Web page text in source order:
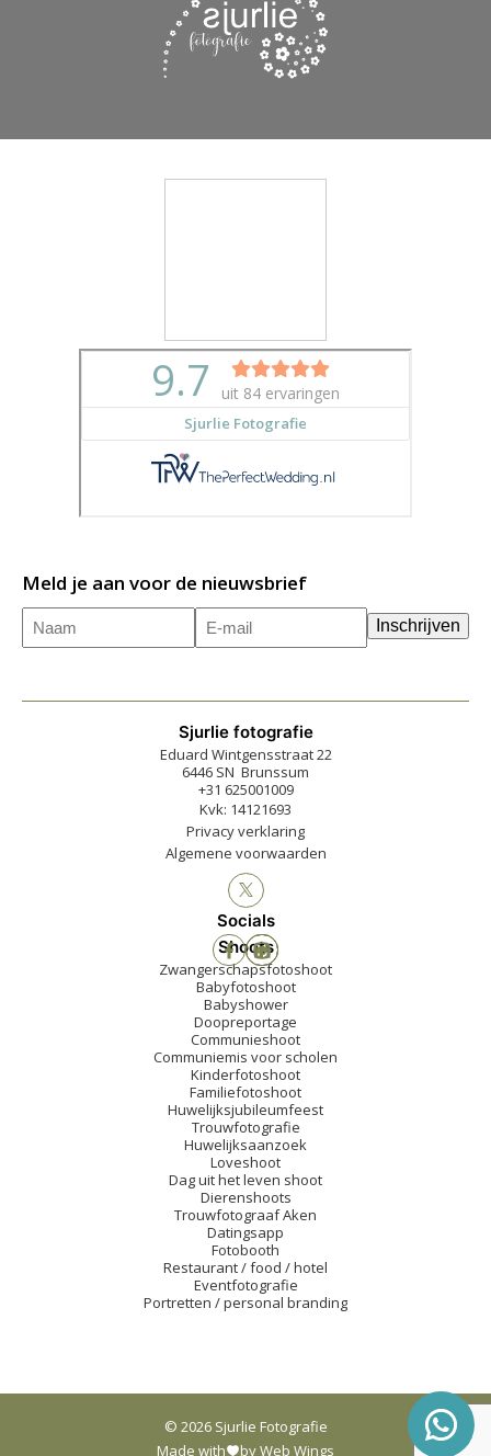
Meld je aan voor de nieuwsbrief
Naam
E-
mailadres(Vereist)
Inschrijven
Sjurlie fotografie
Eduard Wintgensstraat 22
6446 SN Brunssum
+31 625001009
Kvk: 14121693
Privacy verklaring
Algemene voorwaarden
Socials
Shoots
Zwangerschapsfotoshoot
Babyfotoshoot
Babyshower
Doopreportage
Communieshoot
Communiemis voor scholen
Kinderfotoshoot
Familiefotoshoot
Huwelijksjubileumfeest
Trouwfotografie
Huwelijksaanzoek
Loveshoot
Dag uit het leven shoot
Dierenshoots
Trouwfotograaf Aken
Datingsapp
Fotobooth
Restaurant / food / hotel
Eventfotografie
Portretten / personal branding
© 2026 Sjurlie Fotografie
Made with
by Web Wings